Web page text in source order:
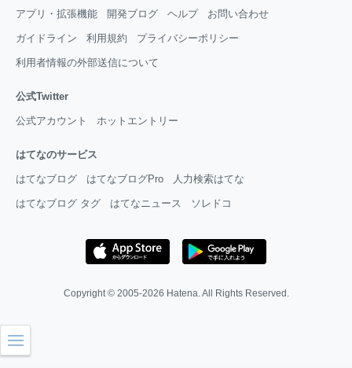
アプリ・拡張機能 開発ブログ ヘルプ お問い合わせ
ガイドライン 利用規約 プライバシーポリシー
利用者情報の外部送信について
公式Twitter
公式アカウント ホットエントリー
はてなのサービス
はてなブログ はてなブログPro 人力検索はてな
はてなブログ タグ はてなニュース ソレドコ
Copyright © 2005-2026 Hatena . All Rights Reserved.